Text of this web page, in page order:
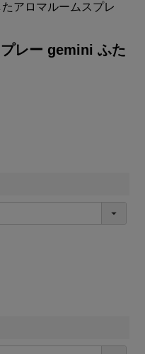
アロマルームスプレ
レー gemini ふた